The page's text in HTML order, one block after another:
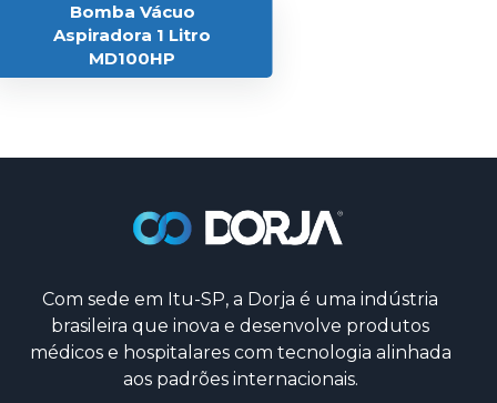
Bomba Vácuo
Aspiradora 1 Litro
MD100HP
Com sede em Itu-SP, a Dorja é uma indústria
brasileira que inova e desenvolve produtos
médicos e hospitalares com tecnologia alinhada
aos padrões internacionais.